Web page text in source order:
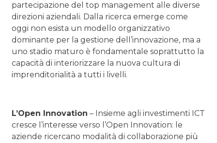
partecipazione del top management alle diverse
direzioni aziendali. Dalla ricerca emerge come
oggi non esista un modello organizzativo
dominante per la gestione dell’innovazione, ma a
uno stadio maturo è fondamentale soprattutto la
capacità di interiorizzare la nuova cultura di
imprenditorialità a tutti i livelli.
L’Open Innovation – Insieme agli investimenti ICT
cresce l’interesse verso l’Open Innovation: le
aziende ricercano modalità di collaborazione più